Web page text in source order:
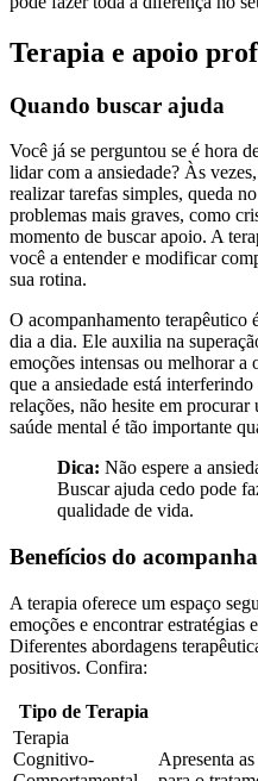
Terapia e apoio
Quando buscar ajuda
Você já se perguntou se é hora
lidar com a ansiedade? Às
realizar tarefas simples, queda
problemas mais graves, como
momento de buscar apoio. A
você a entender e modificar
sua rotina.
O acompanhamento terapêutico
dia a dia. Ele auxilia na
emoções intensas ou melhorar a
que a ansiedade está
relações, não hesite em
saúde mental é tão importante
Dica: Não espere a
Buscar ajuda cedo pode
qualidade de vida.
Benefícios do
A terapia oferece um espaço
emoções e encontrar estratégias
Diferentes abordagens
positivos. Confira:
Tipo de Terapia
Terapia
Cognitivo-
Apresenta as